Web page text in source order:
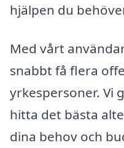
hjälpen du
Med vårt
snabbt få flera
yrkespersoner. Vi
hitta det bästa
dina behov och